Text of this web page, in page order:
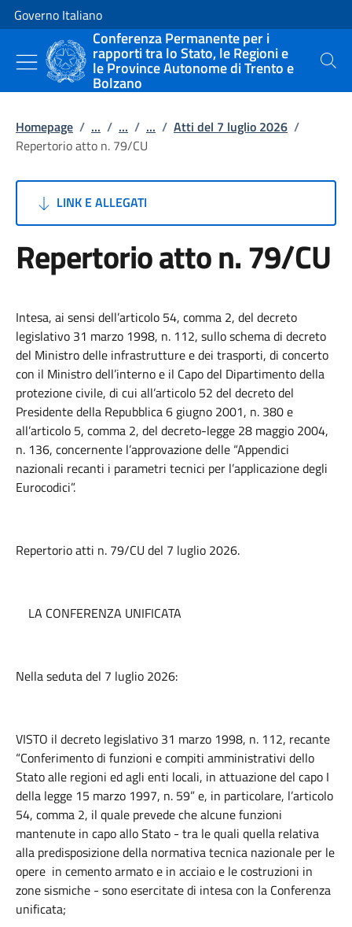
Vai al contenuto
Vai alla navigazione del sito
Governo Italiano
Conferenza Permanente per i
rapporti tra lo Stato, le Regioni e
le Province Autonome di Trento e
Bolzano
Cerca
Homepage / ... / ... / ... / Atti del 7 luglio 2026 /
Repertorio atto n. 79/CU
LINK E ALLEGATI
Repertorio atto n. 79/CU
Intesa, ai sensi dell’articolo 54, comma 2, del decreto
legislativo 31 marzo 1998, n. 112, sullo schema di decreto
del Ministro delle infrastrutture e dei trasporti, di concerto
con il Ministro dell’interno e il Capo del Dipartimento della
protezione civile, di cui all’articolo 52 del decreto del
Presidente della Repubblica 6 giugno 2001, n. 380 e
all’articolo 5, comma 2, del decreto-legge 28 maggio 2004,
n. 136, concernente l’approvazione delle “Appendici
nazionali recanti i parametri tecnici per l’applicazione degli
Eurocodici”.
Repertorio atti n. 79/CU del 7 luglio 2026.
LA CONFERENZA UNIFICATA
Nella seduta del 7 luglio 2026:
VISTO il decreto legislativo 31 marzo 1998, n. 112, recante
“Conferimento di funzioni e compiti amministrativi dello
Stato alle regioni ed agli enti locali, in attuazione del capo I
della legge 15 marzo 1997, n. 59” e, in particolare, l’articolo
54, comma 2, il quale prevede che alcune funzioni
mantenute in capo allo Stato - tra le quali quella relativa
alla predisposizione della normativa tecnica nazionale per le
opere in cemento armato e in acciaio e le costruzioni in
zone sismiche - sono esercitate di intesa con la Conferenza
unificata;